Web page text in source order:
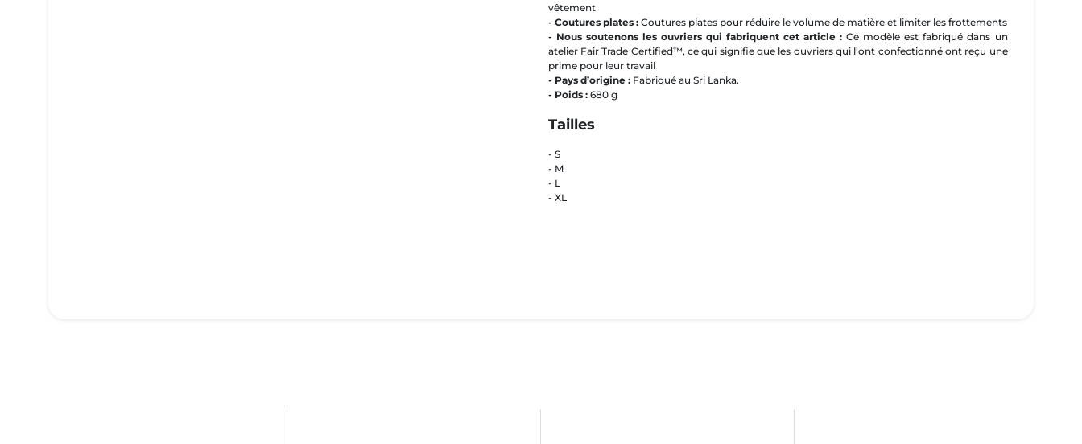
vêtement
- Coutures plates : Coutures plates pour réduire le volume de matière et limiter les frottements
- Nous soutenons les ouvriers qui fabriquent cet article :Ce modèle est fabriqué dans un
atelier Fair Trade Certified™, ce qui signifie que les ouvriers qui l’ont confectionné ont reçu une
prime pour leur travail
- Pays d’origine : Fabriqué au Sri Lanka.
- Poids : 680 g
Tailles
- S
- M
- L
- XL